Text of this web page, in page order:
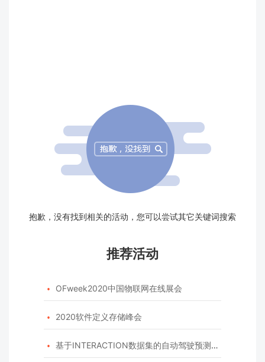
抱歉，没有找到相关的活动，您可以尝试其它关键词搜索
推荐活动
 OFweek2020中国物联网在线展会
 2020软件定义存储峰会
 基于INTERACTION数据集的自动驾驶预测模型挑战赛